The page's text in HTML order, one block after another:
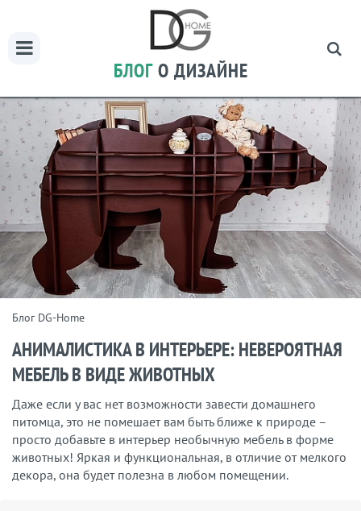
БЛОГ О ДИЗАЙНЕ
Блог DG-Home
АНИМАЛИСТИКА В ИНТЕРЬЕРЕ: НЕВЕРОЯТНАЯ
МЕБЕЛЬ В ВИДЕ ЖИВОТНЫХ
Даже если у вас нет возможности завести домашнего
питомца, это не помешает вам быть ближе к природе –
просто добавьте в интерьер необычную мебель в форме
животных! Яркая и функциональная, в отличие от мелкого
декора, она будет полезна в любом помещении.